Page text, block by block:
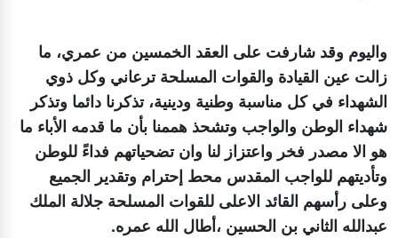
واليوم وقد شارفت على العقد الخمسين من عمري، ما
زالت عين القيادة والقوات المسلحة ترعاني وكل ذوي
الشهداء في كل مناسبة وطنية ودينية، تذكرنا دائما وتذكر
شهداء الوطن والواجب وتشحذ هممنا بأن ما قدمه الأباء ما
هو الا مصدر فخر واعتزاز لنا وان تضحياتهم فداءً للوطن
وتأديتهم للواجب المقدس محط إحترام وتقدير الجميع
وعلى رأسهم القائد الاعلى للقوات المسلحة جلالة الملك
عبدالله الثاني بن الحسين ،أطال الله عمره.